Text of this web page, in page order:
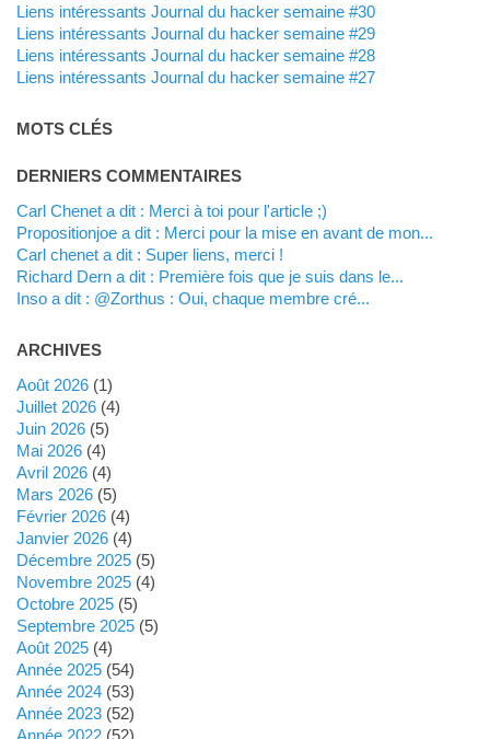
Liens intéressants Journal du hacker semaine #30
Liens intéressants Journal du hacker semaine #29
Liens intéressants Journal du hacker semaine #28
Liens intéressants Journal du hacker semaine #27
MOTS CLÉS
DERNIERS COMMENTAIRES
Carl Chenet a dit : Merci à toi pour l'article ;)
propositionjoe a dit : Merci pour la mise en avant de mon...
Carl chenet a dit : Super liens, merci !
Richard Dern a dit : Première fois que je suis dans le...
inso a dit : @Zorthus : Oui, chaque membre cré...
ARCHIVES
août 2026(1)
juillet 2026(4)
juin 2026(5)
mai 2026(4)
avril 2026(4)
mars 2026(5)
février 2026(4)
janvier 2026(4)
décembre 2025(5)
novembre 2025(4)
octobre 2025(5)
septembre 2025(5)
août 2025(4)
année 2025(54)
année 2024(53)
année 2023(52)